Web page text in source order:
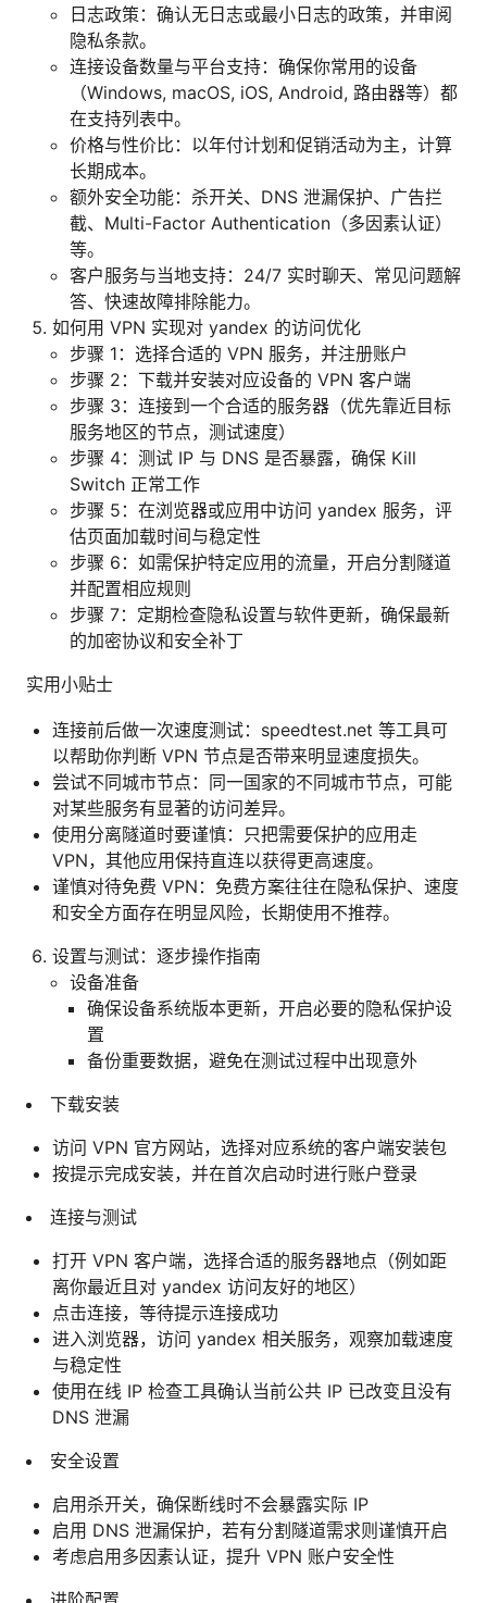
日志政策：确认无日志或最小日志的政策，并审阅
隐私条款。
连接设备数量与平台支持：确保你常用的设备
（Windows, macOS, iOS, Android, 路由器等）都
在支持列表中。
价格与性价比：以年付计划和促销活动为主，计算
长期成本。
额外安全功能：杀开关、DNS 泄漏保护、广告拦
截、Multi-Factor Authentication（多因素认证）
等。
客户服务与当地支持：24/7 实时聊天、常见问题解
答、快速故障排除能力。
如何用 VPN 实现对 yandex 的访问优化
步骤 1：选择合适的 VPN 服务，并注册账户
步骤 2：下载并安装对应设备的 VPN 客户端
步骤 3：连接到一个合适的服务器（优先靠近目标
服务地区的节点，测试速度）
步骤 4：测试 IP 与 DNS 是否暴露，确保 Kill
Switch 正常工作
步骤 5：在浏览器或应用中访问 yandex 服务，评
估页面加载时间与稳定性
步骤 6：如需保护特定应用的流量，开启分割隧道
并配置相应规则
步骤 7：定期检查隐私设置与软件更新，确保最新
的加密协议和安全补丁
实用小贴士
连接前后做一次速度测试：speedtest.net 等工具可
以帮助你判断 VPN 节点是否带来明显速度损失。
尝试不同城市节点：同一国家的不同城市节点，可能
对某些服务有显著的访问差异。
使用分离隧道时要谨慎：只把需要保护的应用走
VPN，其他应用保持直连以获得更高速度。
谨慎对待免费 VPN：免费方案往往在隐私保护、速度
和安全方面存在明显风险，长期使用不推荐。
设置与测试：逐步操作指南
设备准备
确保设备系统版本更新，开启必要的隐私保护设
置
备份重要数据，避免在测试过程中出现意外
下载安装
访问 VPN 官方网站，选择对应系统的客户端安装包
按提示完成安装，并在首次启动时进行账户登录
连接与测试
打开 VPN 客户端，选择合适的服务器地点（例如距
离你最近且对 yandex 访问友好的地区）
点击连接，等待提示连接成功
进入浏览器，访问 yandex 相关服务，观察加载速度
与稳定性
使用在线 IP 检查工具确认当前公共 IP 已改变且没有
DNS 泄漏
安全设置
启用杀开关，确保断线时不会暴露实际 IP
启用 DNS 泄漏保护，若有分割隧道需求则谨慎开启
考虑启用多因素认证，提升 VPN 账户安全性